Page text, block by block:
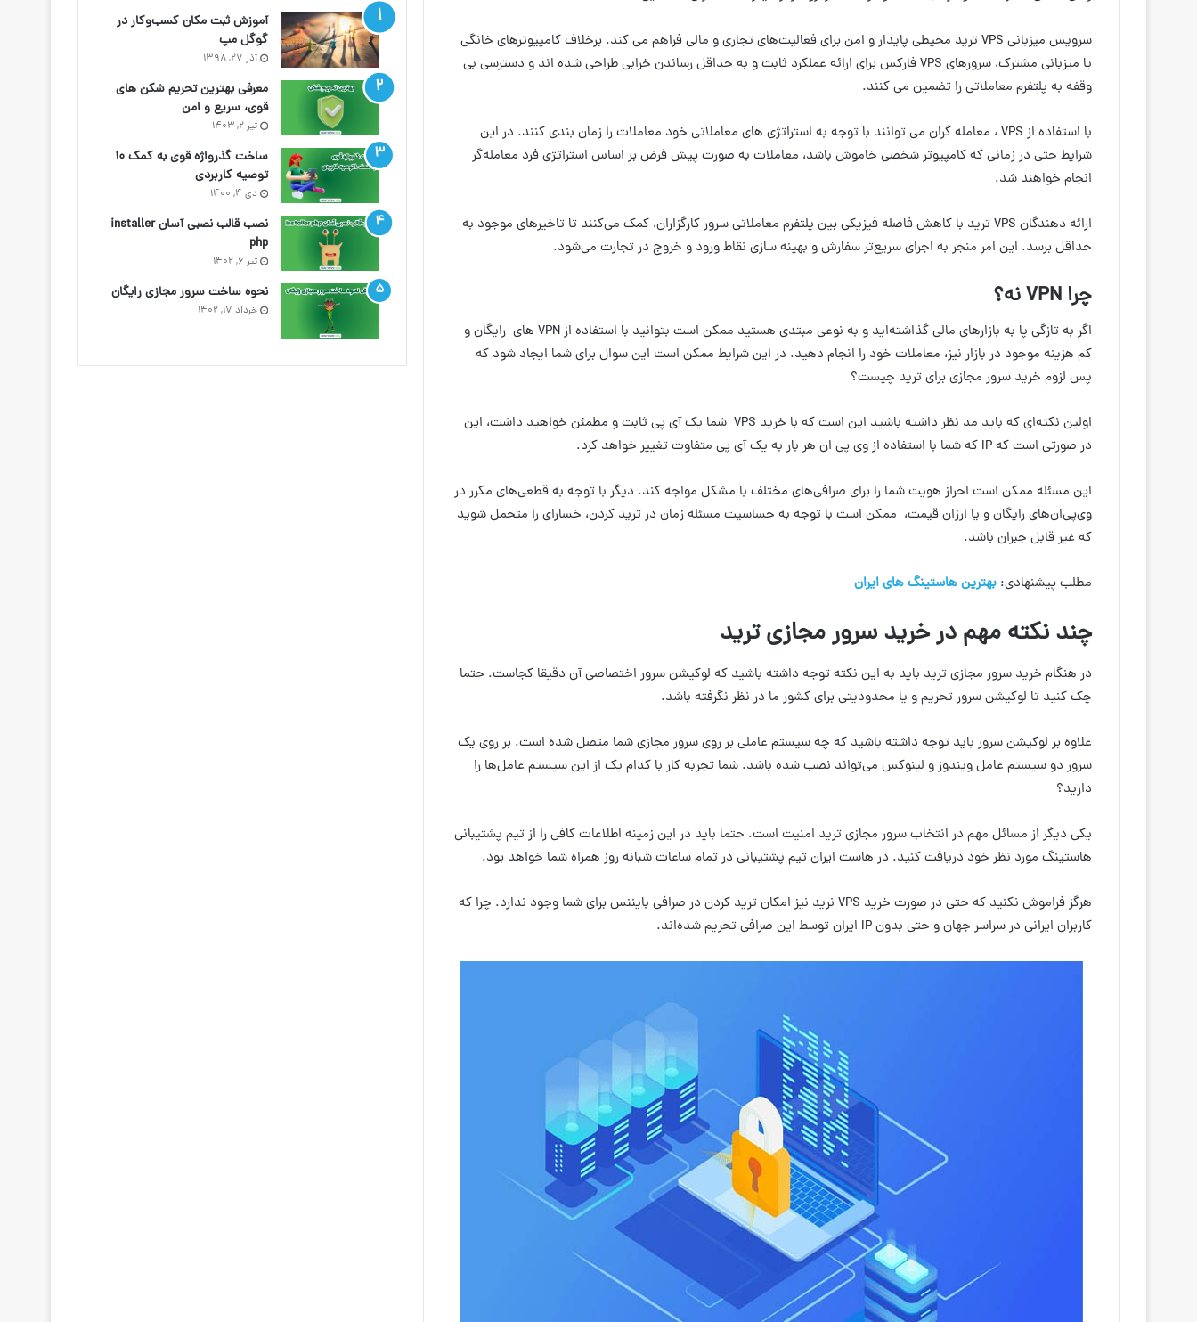
سرویس میزبانی VPS ترید محیطی پایدار و امن برای فعالیت‌های تجاری و مالی فراهم می کند. برخلاف کامپیوترهای خانگی
یا میزبانی مشترک، سرورهای VPS فارکس برای ارائه عملکرد ثابت و به حداقل رساندن خرابی طراحی شده اند و دسترسی بی
وقفه به پلتفرم معاملاتی را تضمین می کنند.
با استفاده از VPS ، معامله گران می توانند با توجه به استراتژی های معاملاتی خود معاملات را زمان بندی کنند. در این
شرایط حتی در زمانی که کامپیوتر شخصی خاموش باشد، معاملات به صورت پیش فرض بر اساس استراتژی فرد معامله‌گر
انجام خواهند شد.
ارائه دهندگان VPS ترید با کاهش فاصله فیزیکی بین پلتفرم معاملاتی سرور کارگزاران، کمک می‌کنند تا تاخیرهای موجود به
حداقل برسد. این امر منجر به اجرای سریع‌تر سفارش و بهینه سازی نقاط ورود و خروج در تجارت می‌شود.
چرا VPN نه؟
اگر به تازگی پا به بازارهای مالی گذاشته‌اید و به نوعی مبتدی هستید ممکن است بتوانید با استفاده از VPN های رایگان و
کم هزینه موجود در بازار نیز، معاملات خود را انجام دهید. در این شرایط ممکن است این سوال برای شما ایجاد شود که
پس لزوم خرید سرور مجازی برای ترید چیست؟
اولین نکته‌ای که باید مد نظر داشته باشید این است که با خرید VPS شما یک آی پی ثابت و مطمئن خواهید داشت، این
در صورتی است که IP که شما با استفاده از وی پی ان هر بار به یک آی پی متفاوت تغییر خواهد کرد.
این مسئله ممکن است احراز هویت شما را برای صرافی‌های مختلف با مشکل مواجه کند. دیگر با توجه به قطعی‌های مکرر در
وی‌پی‌ان‌های رایگان و یا ارزان قیمت، ممکن است با توجه به حساسیت مسئله زمان در ترید کردن، خسارای را متحمل شوید
که غیر قابل جبران باشد.
مطلب پیشنهادی: بهترین هاستینگ های ایران
چند نکته مهم در خرید سرور مجازی ترید
در هنگام خرید سرور مجازی ترید باید به این نکته توجه داشته باشید که لوکیشن سرور اختصاصی آن دقیقا کجاست. حتما
چک کنید تا لوکیشن سرور تحریم و یا محدودیتی برای کشور ما در نظر نگرفته باشد.
علاوه بر لوکیشن سرور باید توجه داشته باشید که چه سیستم عاملی بر روی سرور مجازی شما متصل شده است. بر روی یک
سرور دو سیستم عامل ویندوز و لینوکس می‌تواند نصب شده باشد. شما تجربه کار با کدام یک از این سیستم عامل‌ها را
دارید؟
یکی دیگر از مسائل مهم در انتخاب سرور مجازی ترید امنیت است. حتما باید در این زمینه اطلاعات کافی را از تیم پشتیبانی
هاستینگ مورد نظر خود دریافت کنید. در هاست ایران تیم پشتیبانی در تمام ساعات شبانه روز همراه شما خواهد بود.
هرگز فراموش نکنید که حتی در صورت خرید VPS نرید نیز امکان ترید کردن در صرافی بایننس برای شما وجود ندارد. چرا که
کاربران ایرانی در سراسر جهان و حتی بدون IP ایران توسط این صرافی تحریم شده‌اند.
آموزش ثبت مکان کسب‌وکار در
گوگل مپ
آذر ۲۷, ۱۳۹۸
معرفی بهترین تحریم شکن های
قوی، سریع و امن
تیر ۲, ۱۴۰۳
ساخت گذرواژه قوی به کمک ۱۰
توصیه کاربردی
دی ۴, ۱۴۰۰
نصب قالب نصبی آسان installer
php
تیر ۶, ۱۴۰۲
نحوه ساخت سرور مجازی رایگان
خرداد ۱۷, ۱۴۰۲